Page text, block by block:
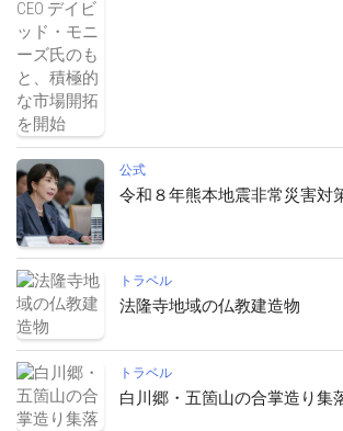
公式
令和８年熊本地震非常災害対
トラベル
法隆寺地域の仏教建造物
トラベル
白川郷・五箇山の合掌造り集